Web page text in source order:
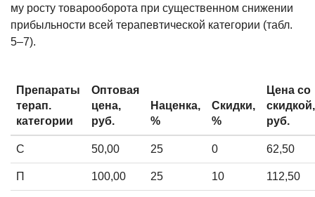
му росту товарооборота при суще­ственном снижении
прибыльности всей терапевтической категории (табл.
5–7).
Препараты
терап.
категории
Оптовая
цена,
руб.
Наценка,
%
Скидки,
%
Цена со
скидкой,
руб.
С 50,00 25 0 62,50
П 100,00 25 10 112,50